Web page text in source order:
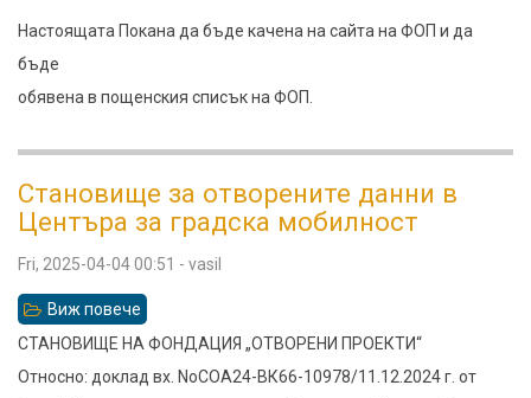
Настоящата Покана да бъде качена на сайта на ФОП и да
бъде
обявена в пощенския списък на ФОП.
Становище за отворените данни в
Центъра за градска мобилност
Fri, 2025-04-04 00:51 - vasil
Виж повече
Становище
за
СТАНОВИЩЕ НА ФОНДАЦИЯ „ОТВОРЕНИ ПРОЕКТИ“
Относно: доклад вх. NoСОА24-ВК66-10978/11.12.2024 г. от